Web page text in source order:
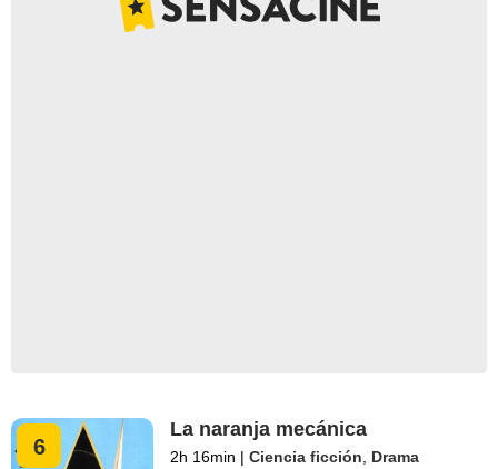
6
La naranja mecánica
2h 16min | Ciencia ficción
Drama